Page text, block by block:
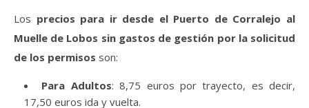
Los precios para ir desde el Puerto de Corralejo al
Muelle de Lobos sin gastos de gestión por la solicitud
de los permisos son:
Para Adultos: 8,75 euros por trayecto, es decir,
17,50 euros ida y vuelta.